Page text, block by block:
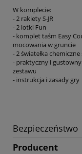
W komplecie:
- 2 rakiety S-JR
- 2 lotki Fun
- komplet taśm Easy
mocowania w gruncie
- 2 światełka
- praktyczny i
zestawu
- instrukcja i zasady gry
Bezpieczeństwo
Producent